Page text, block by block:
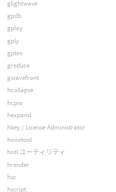
glightwave
gpdb
gplay
gply
gptex
greduce
gwavefront
hcollapse
hcpio
hexpand
hkey / License Administrator
hoiiotool
hotl ユーティリティ
hrender
hsc
hscript